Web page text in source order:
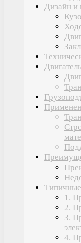
Дизайн и
1.
2.
3.
4.